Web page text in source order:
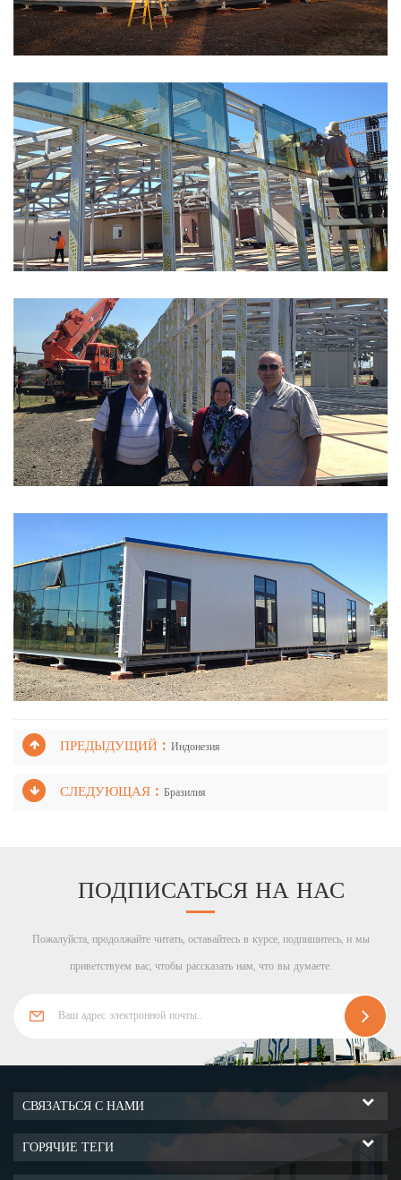
ПРЕДЫДУЩИЙ : Индонезия
СЛЕДУЮЩАЯ : Бразилия
ПОДПИСАТЬСЯ НА НАС
Пожалуйста, продолжайте читать, оставайтесь в курсе, подпишитесь, и мы
приветствуем вас, чтобы рассказать нам, что вы думаете.
СВЯЗАТЬСЯ С НАМИ
ГОРЯЧИЕ ТЕГИ